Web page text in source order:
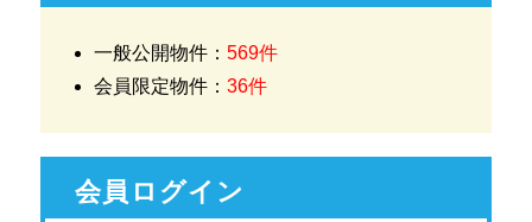
一般公開物件：569件
会員限定物件：36件
会員ログイン